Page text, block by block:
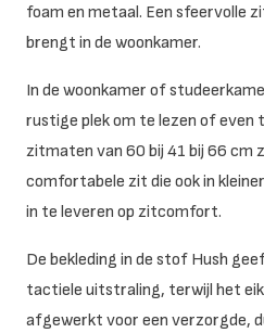
foam en metaal. Een sfeervolle
brengt in de woonkamer.
In de woonkamer of
rustige plek om te lezen of even
zitmaten van 60 bij 41 bij 66 cm
comfortabele zit die ook in
in te leveren op zitcomfort.
De bekleding in de stof Hush
tactiele uitstraling, terwijl het
afgewerkt voor een verzorgde,